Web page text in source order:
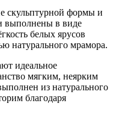
скульптурной формы и
выполнены в виде
белых ярусов
натурального мрамора.
идеальное
мягким, неярким
из натурального
благодаря